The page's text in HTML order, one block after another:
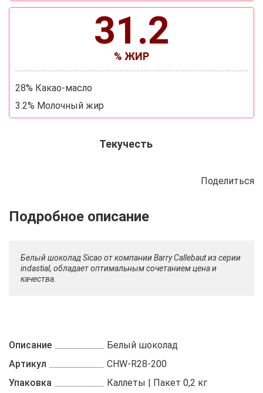
31.2
% ЖИР
28% Какао-масло
3.2% Молочный жир
Текучесть
Поделиться
Описание Отзывы Рецепты
Белый шоколад Sicao от компании Barry Callebaut из серии
indastial, обладает оптимальным сочетанием цена и
качества.
Описание
Белый шоколад
Артикул
CHW-R28-200
Упаковка
Каллеты | Пакет 0,2 кг